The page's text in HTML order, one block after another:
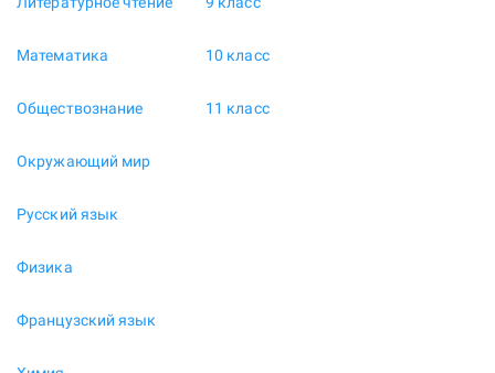
Математика
Обществознание
Окружающий мир
Русский язык
Физика
Французский язык
10 класс
11 класс